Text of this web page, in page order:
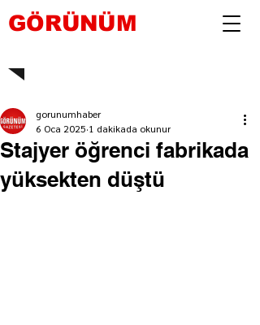
GÖRÜNÜM
Stajyer öğrenci fabrikada
yüksekten düştü
gorunumhaber
6 Oca 2025 1 dakikada okunur